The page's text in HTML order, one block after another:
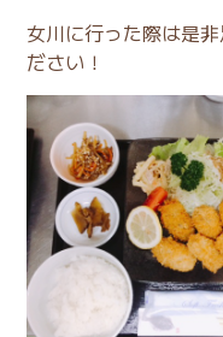
女川に行った際は是
ださい！